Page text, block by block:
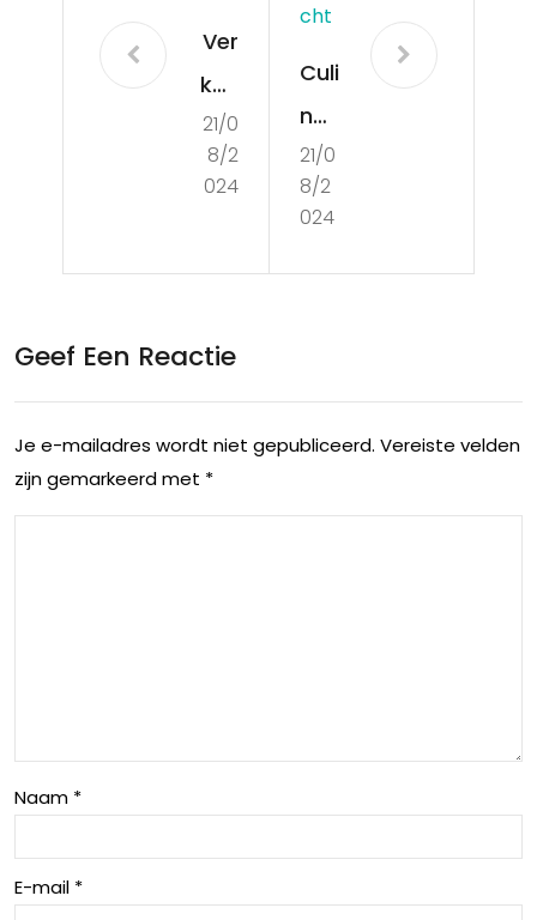
Ver
kee
rsgi
ds
urg:
de
sta
t
ver
ken
21/0
8/2
024
Cht
Culi
nair
e
gid
bur
voo
21/0
8/2
024
Geef Een Reactie
Je e-mailadres wordt niet gepubliceerd. Vereiste velden
zijn gemarkeerd met *
Naam *
E-mail *